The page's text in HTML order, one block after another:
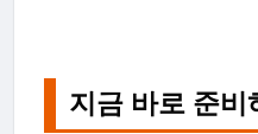
지금 바로 준비